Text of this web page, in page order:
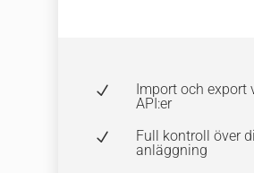
N
Import och export
API:er
N
Full kontroll över
anläggning